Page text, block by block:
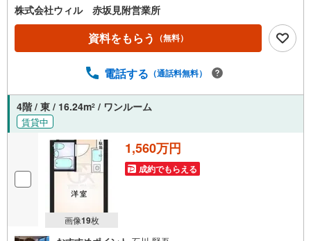
分でアクセス可能◆エアコン設置済みで、入居後すぐに快
適な室温管理が可能◆照明器具が備わり、初期費用を抑え
て新生活スタート◆キッチン上部に調理道具等の収納スペ
ース有り◆気持ちの良い朝日も期待できる、東向きバルコ
分、「ヨークフーズ with ザ・ガーデン自由が丘新宿富久
【営業時間 10:00～19:00】上記時間はお電話が繋がりやす
学される場合は「室内・現地を見学する（無料）」ボタン
よりご希望の日時をご記入いただけますとスムーズにご案
内が可能です。【ウィル不動産販売はここが強み】（1）住
宅ローンに精通したローン専門部署があります！（2）施工
実績多数のリフォーム部門も社内にあります！（3）定休日
なし！
株式会社ウィル 赤坂見附営業所
資料をもらう （無料）
電話する （通話料無料）
4階 / 東 / 16.24m2 / ワンルーム
賃貸中
画像19枚
1,560万円
成約でもらえる